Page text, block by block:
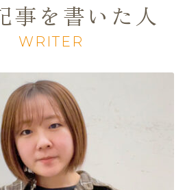
事を書いた人
WRITER